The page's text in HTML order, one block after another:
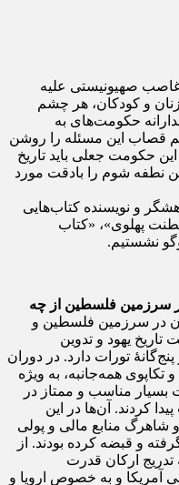
غاصب صهیونیستی علیه
و کودکان، هر چشم
حکومت‌های به
قصاب این مسئله را روشن
حکومت جعلی باید تاریخ
نطفه شوم را بادقت مورد
و نویسنده کتاب‌هایی
پهلوی»، «‌کتاب
نشستیم.
سرزمین فلسطین از چه
در سرزمین فلسطین و
یهود و تدوین
تورات دارد. در دوران
همه‌جانبه، به ویژه
موقعیت بسیار مناسب و ممتاز در
کردند. آن‌ها در این
شاهرگ منابع مالی و پولی
و قبضه کرده بودند. از
ارکان قدرت
آمریکا و به خصوص اروپا و